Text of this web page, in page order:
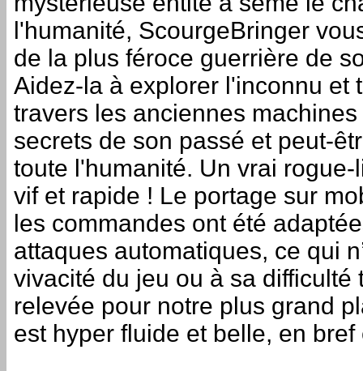
l'humanité, ScourgeBringer
de la plus féroce guerrière de
Aidez-la à explorer l'inconnu et
travers les anciennes
secrets de son passé et peut-
toute l'humanité. Un vrai
vif et rapide ! Le portage sur
les commandes ont été
attaques automatiques, ce qui
vivacité du jeu ou à sa difficulté
relevée pour notre plus grand
est hyper fluide et belle, en